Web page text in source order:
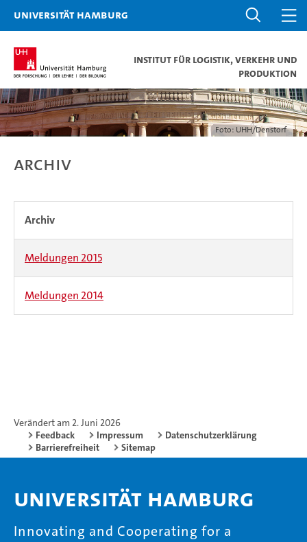
Universität Hamburg
Institut für Logistik, Verkehr und
Produktion
Foto: UHH/Denstorf
Archiv
Archiv
Meldungen 2015
Meldungen 2014
Verändert am 2. Juni 2026
Feedback
Impressum
Datenschutzerklärung
Barrierefreiheit
Sitemap
Universität Hamburg
Innovating and Cooperating for a